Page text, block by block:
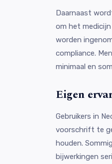
Daarnaast
om het
worden
compliance.
minimaal en
Eigen
Gebruikers in
voorschrift te
houden.
bijwerkingen